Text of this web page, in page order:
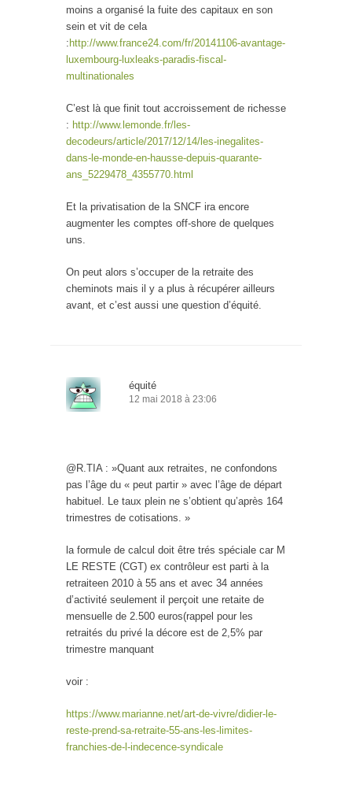
moins a organisé la fuite des capitaux en son
sein et vit de cela
: http://www.france24.com/fr/20141106-avantage-
luxembourg-luxleaks-paradis-fiscal-
multinationales
C’est là que finit tout accroissement de richesse
: http://www.lemonde.fr/les-
decodeurs/article/2017/12/14/les-inegalites-
dans-le-monde-en-hausse-depuis-quarante-
ans_5229478_4355770.html
Et la privatisation de la SNCF ira encore
augmenter les comptes off-shore de quelques
uns.
On peut alors s’occuper de la retraite des
cheminots mais il y a plus à récupérer ailleurs
avant, et c’est aussi une question d’équité.
équité
12 mai 2018 à 23:06
@R.TIA : »Quant aux retraites, ne confondons
pas l’âge du « peut partir » avec l’âge de départ
habituel. Le taux plein ne s’obtient qu’après 164
trimestres de cotisations. »
la formule de calcul doit être trés spéciale car M
LE RESTE (CGT) ex contrôleur est parti à la
retraiteen 2010 à 55 ans et avec 34 années
d’activité seulement il perçoit une retaite de
mensuelle de 2.500 euros(rappel pour les
retraités du privé la décore est de 2,5% par
trimestre manquant
voir :
https://www.marianne.net/art-de-vivre/didier-le-
reste-prend-sa-retraite-55-ans-les-limites-
franchies-de-l-indecence-syndicale